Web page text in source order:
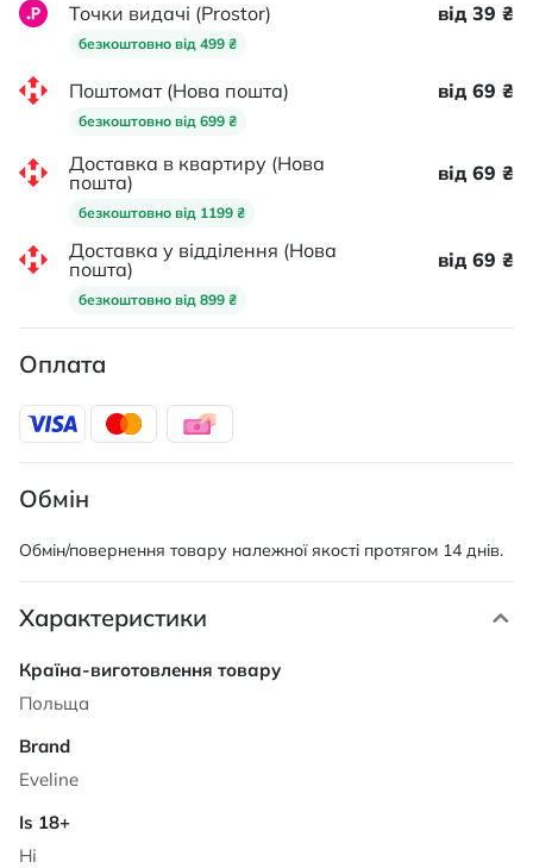
Точки видачі (Prostor)
безкоштовно від 499 ₴
від 39 ₴
Поштомат (Нова пошта)
безкоштовно від 699 ₴
від 69 ₴
Доставка в квартиру (Нова
пошта)
безкоштовно від 1199 ₴
від 69 ₴
Доставка у відділення (Нова
пошта)
безкоштовно від 899 ₴
від 69 ₴
Оплата
Обмін
Обмін/повернення товару належної якості протягом 14 днів.
Характеристики
Характеристики
Польща
Eveline
Ні